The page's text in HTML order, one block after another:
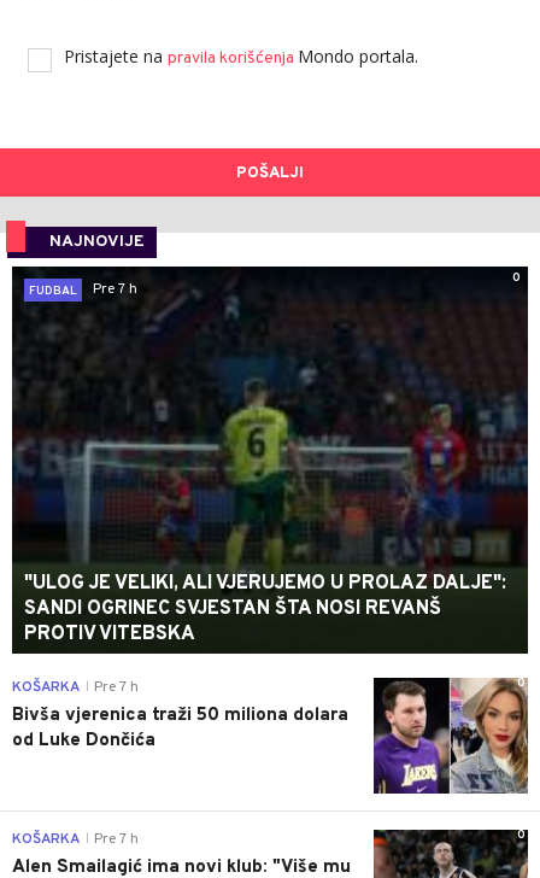
Pristajete na pravila korišćenja Mondo portala.
POŠALJI
NAJNOVIJE
0
FUDBAL
Pre 7 h
"ULOG JE VELIKI, ALI VJERUJEMO U PROLAZ DALJE":
SANDI OGRINEC SVJESTAN ŠTA NOSI REVANŠ
PROTIV VITEBSKA
0
KOŠARKA Pre 7 h
Bivša vjerenica traži 50 miliona dolara
od Luke Dončića
0
KOŠARKA Pre 7 h
Alen Smailagić ima novi klub: "Više mu